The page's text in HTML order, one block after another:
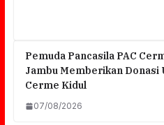
Pemuda Pancasila PAC
Jambu Memberikan Donasi
Cerme Kidul
07/08/2026